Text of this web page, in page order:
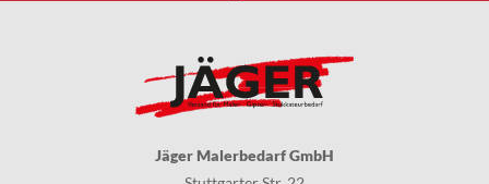
Jäger Malerbedarf GmbH